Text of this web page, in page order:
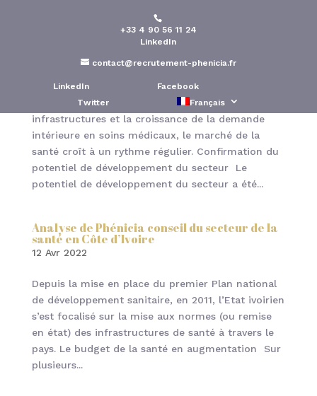
+33 4 90 56 11 24
LinkedIn
contact@recrutement-phenicia.fr
LinkedIn
Facebook
Twitter
Français
Analyse du secteur de la santé au Maroc par
Phénicia Conseil
Poussé par la modernisation des
infrastructures et la croissance de la demande
intérieure en soins médicaux, le marché de la
santé croît à un rythme régulier. Confirmation du
potentiel de développement du secteur Le
potentiel de développement du secteur a été...
Analyse de Phénicia conseil du secteur de la
santé en Côte d’Ivoire
12 Avr 2022
Depuis la mise en place du premier Plan national
de développement sanitaire, en 2011, l’Etat ivoirien
s’est focalisé sur la mise aux normes (ou remise
en état) des infrastructures de santé à travers le
pays. Le budget de la santé en augmentation Sur
plusieurs...